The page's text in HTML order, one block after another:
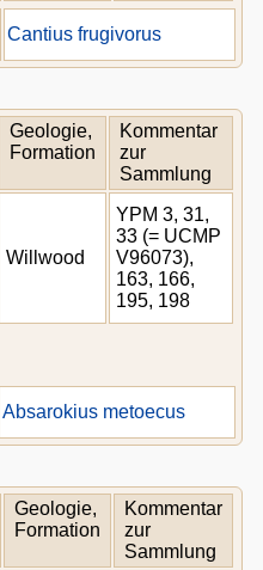
Cantius frugivorus
Geologie,
Formation
Kommentar
zur
Sammlung
Willwood
YPM 3, 31,
33 (= UCMP
V96073),
163, 166,
195, 198
Absarokius metoecus
Geologie,
Formation
Kommentar
zur
Sammlung